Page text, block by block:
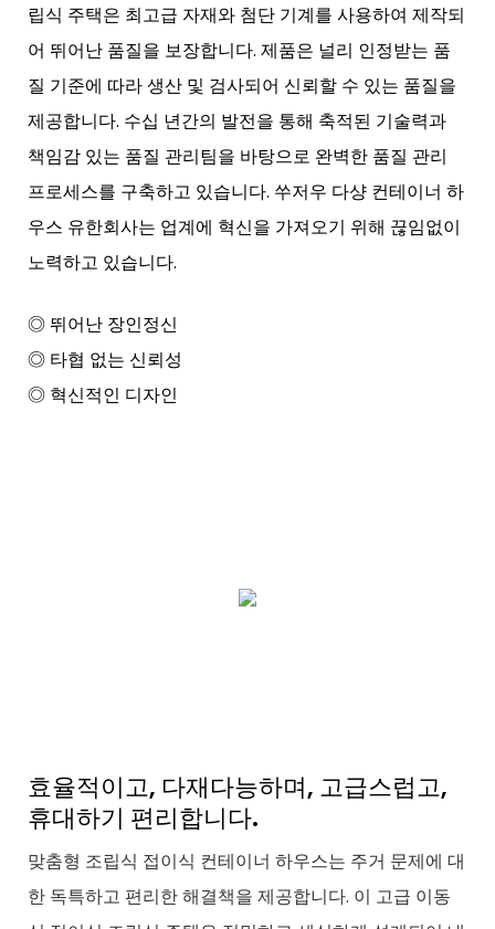
립식 주택은 최고급 자재와 첨단 기계를 사용하여 제작되
어 뛰어난 품질을 보장합니다. 제품은 널리 인정받는 품
질 기준에 따라 생산 및 검사되어 신뢰할 수 있는 품질을
제공합니다. 수십 년간의 발전을 통해 축적된 기술력과
책임감 있는 품질 관리팀을 바탕으로 완벽한 품질 관리
프로세스를 구축하고 있습니다. 쑤저우 다샹 컨테이너 하
우스 유한회사는 업계에 혁신을 가져오기 위해 끊임없이
노력하고 있습니다.
◎ 뛰어난 장인정신
◎ 타협 없는 신뢰성
◎ 혁신적인 디자인
효율적이고, 다재다능하며, 고급스럽고,
휴대하기 편리합니다.
맞춤형 조립식 접이식 컨테이너 하우스는 주거 문제에 대
한 독특하고 편리한 해결책을 제공합니다. 이 고급 이동